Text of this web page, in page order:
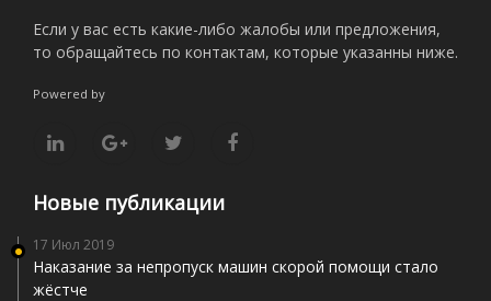
Если у вас есть какие-либо жалобы или предложения,
то обращайтесь по контактам, которые указанны ниже.
Powered by
Новые публикации
17 Июл 2019
Наказание за непропуск машин скорой помощи стало
жёстче